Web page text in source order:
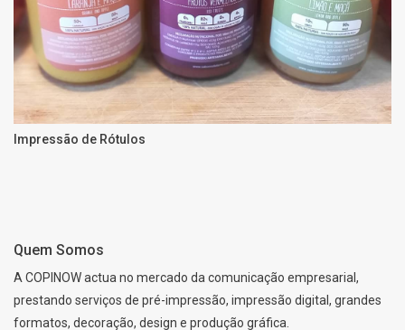
Impressão de Rótulos
Quem Somos
A COPINOW actua no mercado da comunicação empresarial,
prestando serviços de pré-impressão, impressão digital, grandes
formatos, decoração, design e produção gráfica.